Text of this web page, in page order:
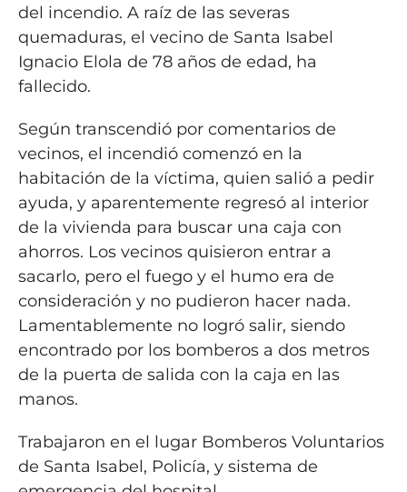
del incendio. A raíz de las severas
quemaduras, el vecino de Santa Isabel
Ignacio Elola de 78 años de edad, ha
fallecido.
Según transcendió por comentarios de
vecinos, el incendió comenzó en la
habitación de la víctima, quien salió a pedir
ayuda, y aparentemente regresó al interior
de la vivienda para buscar una caja con
ahorros. Los vecinos quisieron entrar a
sacarlo, pero el fuego y el humo era de
consideración y no pudieron hacer nada.
Lamentablemente no logró salir, siendo
encontrado por los bomberos a dos metros
de la puerta de salida con la caja en las
manos.
Trabajaron en el lugar Bomberos Voluntarios
de Santa Isabel, Policía, y sistema de